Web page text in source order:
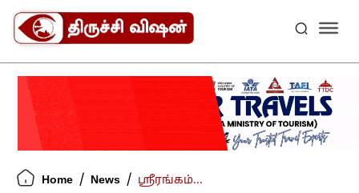
Home / News / ஸ்ரீரங்கம்...